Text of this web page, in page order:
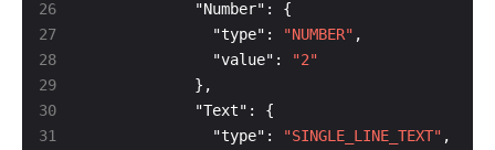
26
27
28
29
30
              "type":
"NUMBER"
              "value":
"2"
              "type":
"SINGLE_LINE_TEXT"